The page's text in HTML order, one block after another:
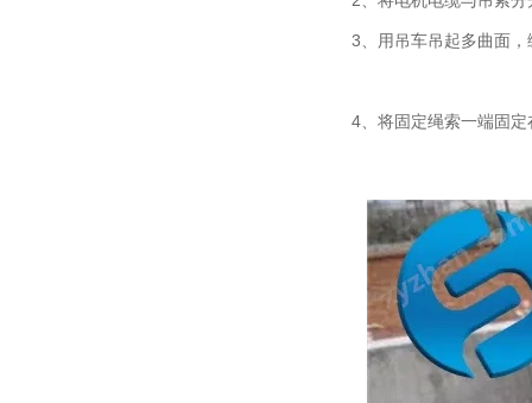
3、用吊车吊起多曲面，
4、将固定绳索一端固定